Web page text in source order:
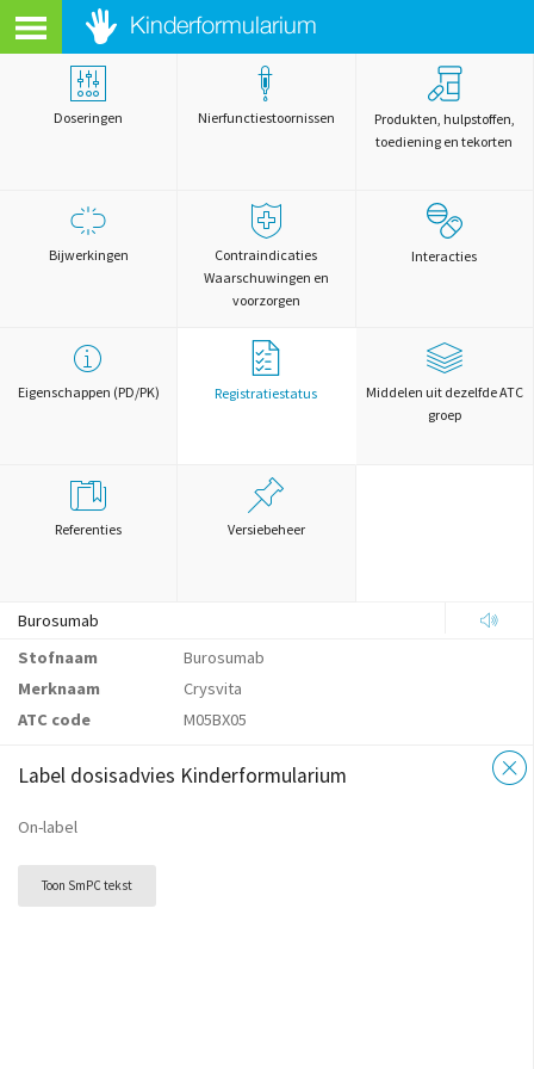
Doseringen Nierfunctiestoornissen
Produkten, hulpstoffen,
toediening en tekorten
Bijwerkingen
Contraindicaties
Waarschuwingen en
voorzorgen
Interacties
Eigenschappen (PD/PK) Registratiestatus
Middelen uit dezelfde ATC
groep
Referenties Versiebeheer
Burosumab
Stofnaam
Burosumab
Merknaam
Crysvita
ATC code
M05BX05
Label dosisadvies Kinderformularium
On-label
Toon SmPC tekst